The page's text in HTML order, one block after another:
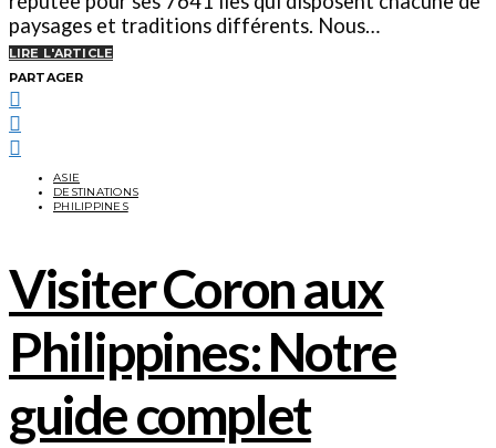
paysages et traditions différents. Nous…
LIRE L'ARTICLE
PARTAGER
ASIE
DESTINATIONS
PHILIPPINES
Visiter Coron aux
Philippines: Notre
guide complet